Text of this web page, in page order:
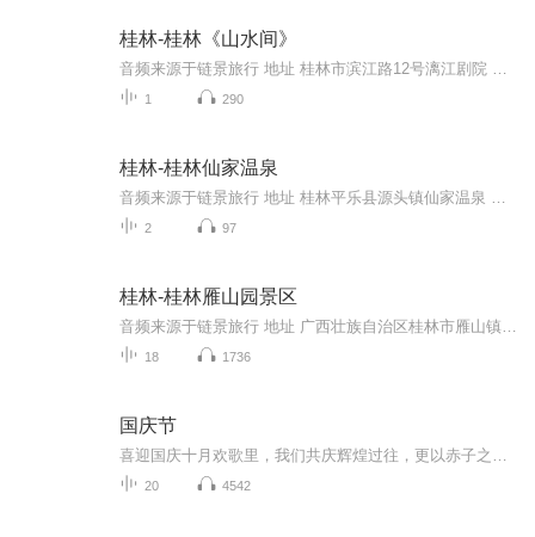
桂林-桂林《山水间》
1 290
桂林-桂林仙家温泉
2 97
桂林-桂林雁山园景区
18 1736
国庆节
20 4542